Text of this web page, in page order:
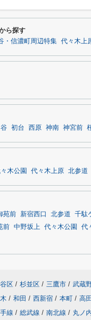
ら探す
・信濃町周辺特集 代々木上
初台 西原 神南 神宮前
木公園 代々木上原 北参道
苑前 新宿西口 北参道
千駄
前 中野坂上 代々木公園
代
区 / 杉並区 / 三鷹市 / 武蔵
/ 和田 / 西新宿 / 本町 / 高
線 / 総武線 / 南北線 / 丸ノ